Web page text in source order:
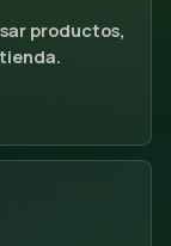
productos,